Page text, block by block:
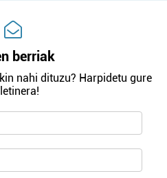
berriak
nahi dituzu? Harpidetu gure